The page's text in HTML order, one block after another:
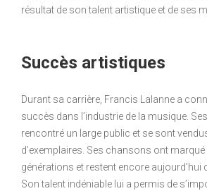
résultat de son talent artistique et de ses
Succès artistiques
Durant sa carrière, Francis Lalanne a
succès dans l’industrie de la musique.
rencontré un large public et se sont
d’exemplaires. Ses chansons ont
générations et restent encore aujourd’hui
Son talent indéniable lui a permis de